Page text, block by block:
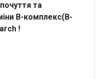
та
В-комплекс(B-
!